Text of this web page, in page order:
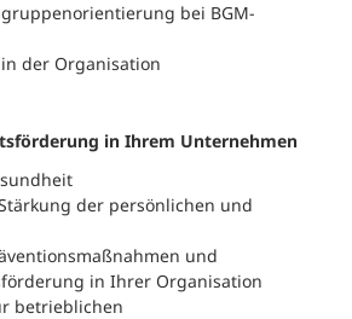
bei BGM-
der Organisation
in Ihrem Unternehmen
der persönlichen und
und
in Ihrer Organisation
betrieblichen